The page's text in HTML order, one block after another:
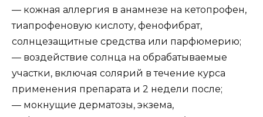
— кожная аллергия в анамнезе на кетопрофен,
тиапрофеновую кислоту, фенофибрат,
солнцезащитные средства или парфюмерию;
— воздействие солнца на обрабатываемые
участки, включая солярий в течение курса
применения препарата и 2 недели после;
— мокнущие дерматозы, экзема,